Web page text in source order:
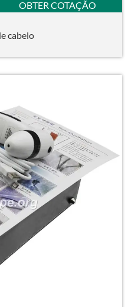
OBTER COTAÇÃO
cabelo